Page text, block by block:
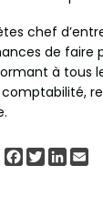
chef
de faire
à tous
Facebook
Twitter